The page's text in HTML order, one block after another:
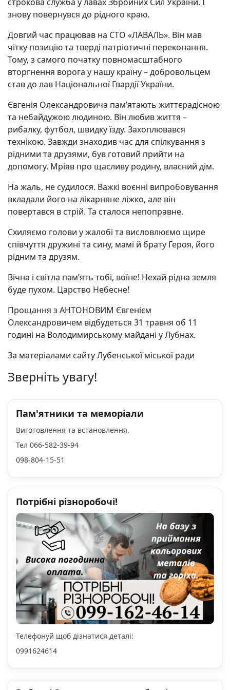
знову повернувся до рідного краю.
Довгий час працював на СТО «ЛАВАЛЬ». Він мав
чітку позицію та тверді патріотичні переконання.
Тому, з самого початку повномасштабного
вторгнення ворога у нашу країну – добровольцем
став до лав Національної Гвардії України.
Євгенія Олександровича пам’ятають життєрадісною
та небайдужою людиною. Він любив життя –
рибалку, футбол, швидку їзду. Захоплювався
технікою. Завжди знаходив час для спілкування з
рідними та друзями, був готовий прийти на
допомогу. Мріяв про щасливу родину, власний дім.
На жаль, не судилося. Важкі воєнні випробовування
вкладали його на лікарняне ліжко, але він
повертався в стрій. Та сталося непоправне.
Схиляємо голови у жалобі та висловлюємо щире
співчуття дружині та сину, мамі й брату Героя, його
рідним та друзям.
Вічна і світла пам’ять тобі, воїне! Нехай рідна земля
буде пухом. Царство Небесне!
Прощання з АНТОНОВИМ Євгенієм
Олександровичем відбудеться 31 травня об 11
годині на Володимирському майдані у Лубнах.
За матеріалами сайту Лубенської міської ради
Зверніть увагу!
Пам'ятники та меморіали
Виготовлення та встановлення.
Тел 066-582-39-94
098-804-15-51
Потрібні різноробочі!
Телефонуй щоб дізнатися деталі:
0991624614